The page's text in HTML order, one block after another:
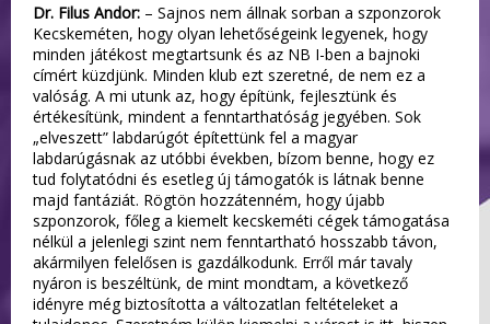
Dr. Filus Andor: – Sajnos nem állnak sorban a szponzorok
Kecskeméten, hogy olyan lehetőségeink legyenek, hogy
minden játékost megtartsunk és az NB I-ben a bajnoki
címért küzdjünk. Minden klub ezt szeretné, de nem ez a
valóság. A mi utunk az, hogy építünk, fejlesztünk és
értékesítünk, mindent a fenntarthatóság jegyében. Sok
„elveszett” labdarúgót építettünk fel a magyar
labdarúgásnak az utóbbi években, bízom benne, hogy ez
tud folytatódni és esetleg új támogatók is látnak benne
majd fantáziát. Rögtön hozzátenném, hogy újabb
szponzorok, főleg a kiemelt kecskeméti cégek támogatása
nélkül a jelenlegi szint nem fenntartható hosszabb távon,
akármilyen felelősen is gazdálkodunk. Erről már tavaly
nyáron is beszéltünk, de mint mondtam, a következő
idényre még biztosította a változatlan feltételeket a